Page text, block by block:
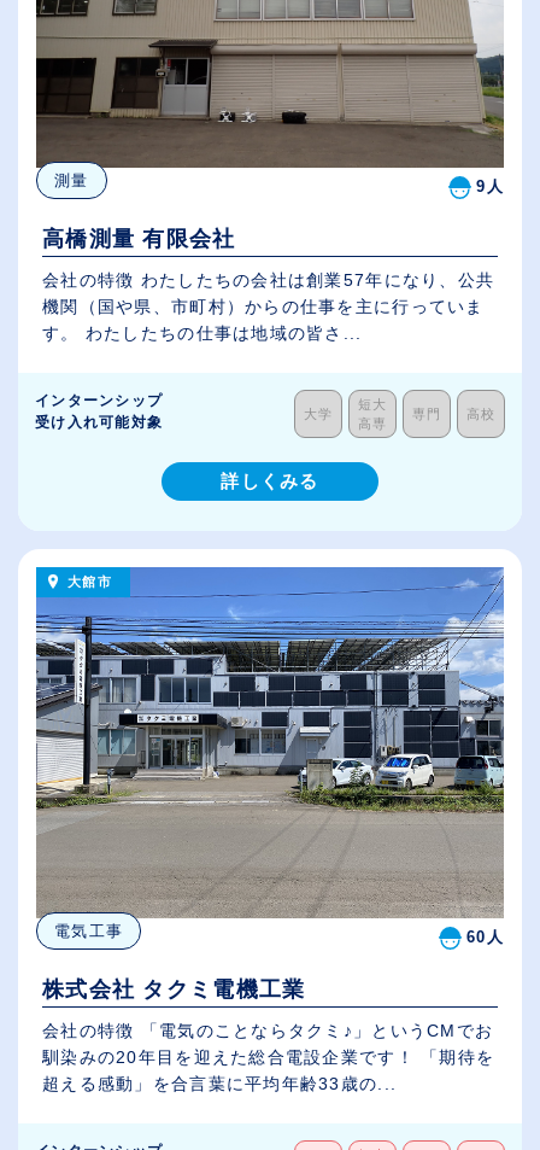
測量 9人
高橋測量 有限会社
会社の特徴 わたしたちの会社は創業57年になり、公共
機関（国や県、市町村）からの仕事を主に行っていま
す。 わたしたちの仕事は地域の皆さ...
インターンシップ
受け入れ可能対象
大学
短大
高専
専門 高校
詳しくみる
大館市
電気工事 60人
株式会社 タクミ電機工業
会社の特徴 「電気のことならタクミ♪」というCMでお
馴染みの20年目を迎えた総合電設企業です！ 「期待を
超える感動」を合言葉に平均年齢33歳の...